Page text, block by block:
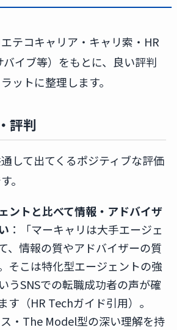
テコキャリア・キャリ索・HR
イブ等）をもとに、良い評判
ットに整理します。
評判
して出てくるポジティブな評価
。
ントと比べて情報・アドバイザ
：「マーキャリは大手エージェ
、情報の質やアドバイザーの質
そこは特化型エージェントの強
うSNSでの転職成功者の声が確
す（HR Techガイド引用）。
・The Model型の深い理解を持